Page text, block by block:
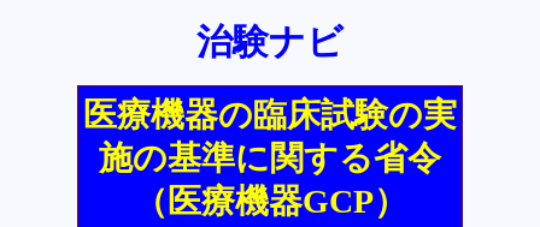
治験ナビ
医療機器の臨床試験の実
施の基準に関する省令
（医療機器GCP）